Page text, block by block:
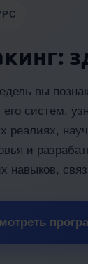
вы
его систем,
реалиях,
и
навыков,